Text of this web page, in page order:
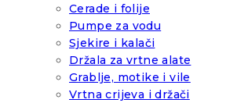
Cerade i folije
Pumpe za vodu
Sjekire i kalači
Držala za vrtne alate
Grablje, motike i vile
Vrtna crijeva i držači